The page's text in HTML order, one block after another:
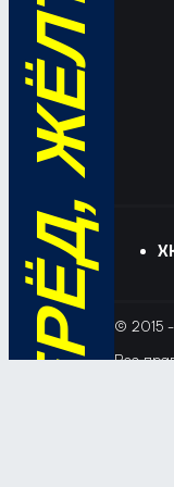
© 2015
Все